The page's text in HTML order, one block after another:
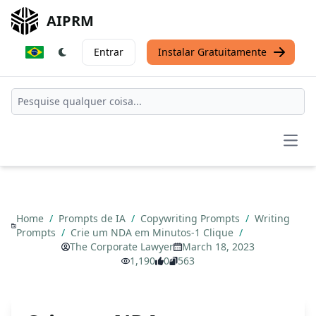
AIPRM
Entrar Instalar Gratuitamente
Home / Prompts de IA / Copywriting Prompts / Writing
Prompts / Crie um NDA em Minutos-1 Clique /
The Corporate Lawyer
March 18, 2023
1,190
0 563